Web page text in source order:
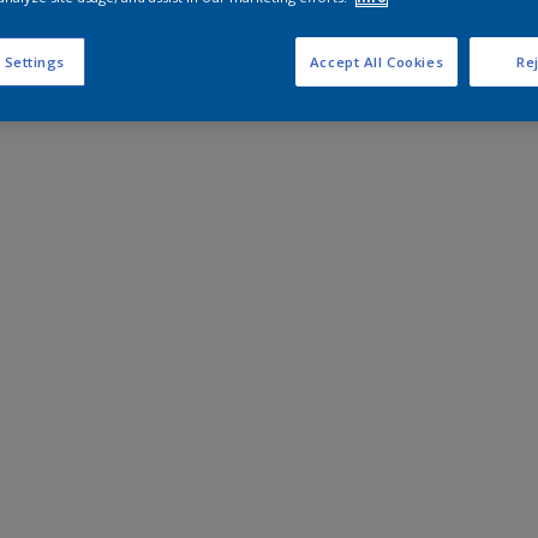
Settings Accept All Cookies